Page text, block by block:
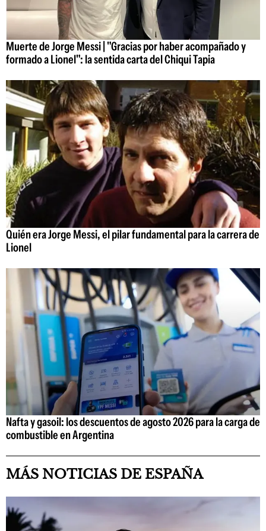
Muerte de Jorge Messi | "Gracias por haber acompañado y
formado a Lionel": la sentida carta del Chiqui Tapia
Quién era Jorge Messi, el pilar fundamental para la carrera de
Lionel
Nafta y gasoil: los descuentos de agosto 2026 para la carga de
combustible en Argentina
MÁS NOTICIAS DE ESPAÑA